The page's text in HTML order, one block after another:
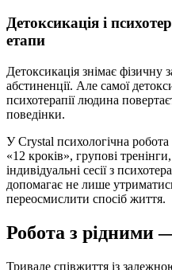
Детоксикація і
етапи
Детоксикація знімає фізичну
абстиненції. Але самої
психотерапії людина
поведінки.
У Crystal психологічна
«12 кроків», групові
індивідуальні сесії з
допомагає не лише
переосмислити спосіб життя.
Робота з рідними
Тривале співжиття із